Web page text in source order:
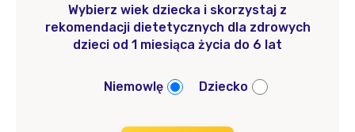
Wybierz wiek dziecka i skorzystaj z
rekomendacji dietetycznych dla zdrowych
dzieci od 1 miesiąca życia do 6 lat
Niemowlę Dziecko